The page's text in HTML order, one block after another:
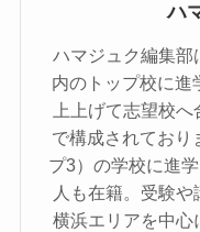
ハ
ハマジュク編集部
内のトップ校に進
上上げて志望校
で構成されており
プ3）の学校に進
人も在籍。受験や
横浜エリアを中心